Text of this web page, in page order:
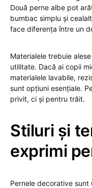
Două perne albe pot
bumbac simplu și
face diferența între un
Materialele trebuie
utilitate. Dacă ai copii
materialele lavabile,
sunt opțiuni esențiale.
privit, ci și pentru trăit.
Stiluri și
exprimi
Pernele decorative